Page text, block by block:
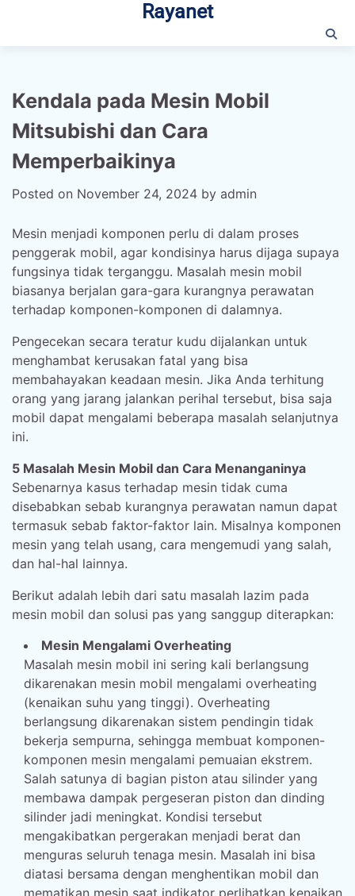
content
Rayanet
Kendala pada Mesin Mobil
Mitsubishi dan Cara
Memperbaikinya
Posted on November 24, 2024 by admin
Mesin menjadi komponen perlu di dalam proses
penggerak mobil, agar kondisinya harus dijaga supaya
fungsinya tidak terganggu. Masalah mesin mobil
biasanya berjalan gara-gara kurangnya perawatan
terhadap komponen-komponen di dalamnya.
Pengecekan secara teratur kudu dijalankan untuk
menghambat kerusakan fatal yang bisa
membahayakan keadaan mesin. Jika Anda terhitung
orang yang jarang jalankan perihal tersebut, bisa saja
mobil dapat mengalami beberapa masalah selanjutnya
ini.
5 Masalah Mesin Mobil dan Cara Menanganinya
Sebenarnya kasus terhadap mesin tidak cuma
disebabkan sebab kurangnya perawatan namun dapat
termasuk sebab faktor-faktor lain. Misalnya komponen
mesin yang telah usang, cara mengemudi yang salah,
dan hal-hal lainnya.
Berikut adalah lebih dari satu masalah lazim pada
mesin mobil dan solusi pas yang sanggup diterapkan:
Mesin Mengalami Overheating
Masalah mesin mobil ini sering kali berlangsung
dikarenakan mesin mobil mengalami overheating
(kenaikan suhu yang tinggi). Overheating
berlangsung dikarenakan sistem pendingin tidak
bekerja sempurna, sehingga membuat komponen-
komponen mesin mengalami pemuaian ekstrem.
Salah satunya di bagian piston atau silinder yang
membawa dampak pergeseran piston dan dinding
silinder jadi meningkat. Kondisi tersebut
mengakibatkan pergerakan menjadi berat dan
menguras seluruh tenaga mesin. Masalah ini bisa
diatasi bersama dengan menghentikan mobil dan
mematikan mesin saat indikator perlihatkan kenaikan